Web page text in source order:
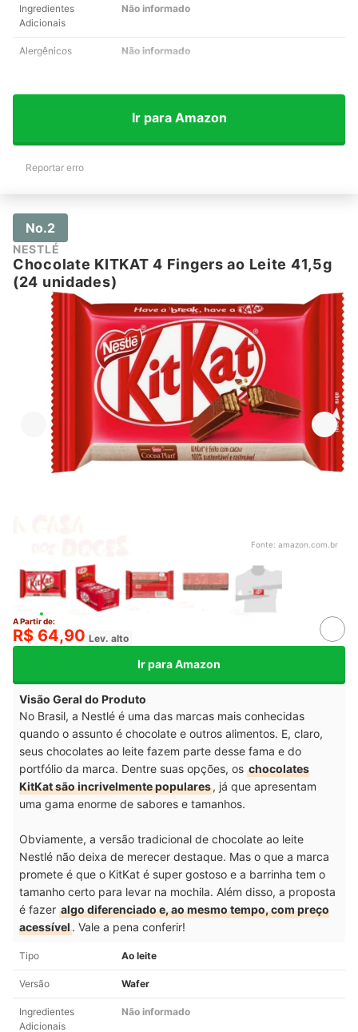
Ingredientes
Adicionais
Não informado
Alergênicos Não informado
Ir para Amazon
Reportar erro
No.2
NESTLÉ
Chocolate KITKAT 4 Fingers ao Leite 41,5g
(24 unidades)
Fonte: amazon.com.br
A Partir de:
R$ 64,90 Lev. alto
Ir para Amazon
Visão Geral do Produto
No Brasil, a Nestlé é uma das marcas mais conhecidas
quando o assunto é chocolate e outros alimentos. E, claro,
seus chocolates ao leite fazem parte desse fama e do
portfólio da marca. Dentre suas opções, os chocolates
KitKat são incrivelmente populares, já que apresentam
uma gama enorme de sabores e tamanhos.
Obviamente, a versão tradicional de chocolate ao leite
Nestlé não deixa de merecer destaque. Mas o que a marca
promete é que o KitKat é super gostoso e a barrinha tem o
tamanho certo para levar na mochila. Além disso, a proposta
é fazer algo diferenciado e, ao mesmo tempo, com preço
acessível. Vale a pena conferir!
Tipo Ao leite
Versão Wafer
Ingredientes
Adicionais
Não informado